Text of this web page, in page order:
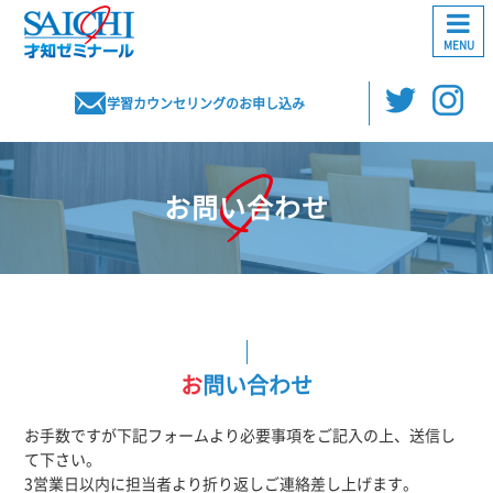
学習カウンセリングのお申し込み
MENU
お問い合わせ
お問い合わせ
お手数ですが下記フォームより必要事項をご記入の上、送信し
て下さい。
3営業日以内に担当者より折り返しご連絡差し上げます。